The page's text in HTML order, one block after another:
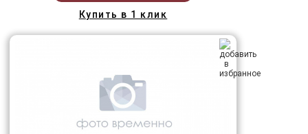
Купить в 1 клик